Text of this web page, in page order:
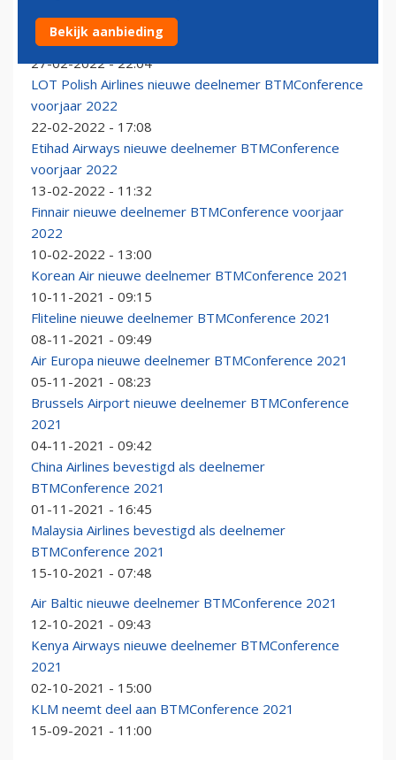
BA, IB en AA bevestigd als deelnemers
BTMConference
27-02-2022 - 22:04
LOT Polish Airlines nieuwe deelnemer BTMConference
voorjaar 2022
22-02-2022 - 17:08
Etihad Airways nieuwe deelnemer BTMConference
voorjaar 2022
13-02-2022 - 11:32
Finnair nieuwe deelnemer BTMConference voorjaar
2022
10-02-2022 - 13:00
Korean Air nieuwe deelnemer BTMConference 2021
10-11-2021 - 09:15
Fliteline nieuwe deelnemer BTMConference 2021
08-11-2021 - 09:49
Air Europa nieuwe deelnemer BTMConference 2021
05-11-2021 - 08:23
Brussels Airport nieuwe deelnemer BTMConference
2021
04-11-2021 - 09:42
China Airlines bevestigd als deelnemer
BTMConference 2021
01-11-2021 - 16:45
Malaysia Airlines bevestigd als deelnemer
BTMConference 2021
15-10-2021 - 07:48
Air Baltic nieuwe deelnemer BTMConference 2021
12-10-2021 - 09:43
Kenya Airways nieuwe deelnemer BTMConference
2021
02-10-2021 - 15:00
KLM neemt deel aan BTMConference 2021
15-09-2021 - 11:00
Bekijk aanbieding